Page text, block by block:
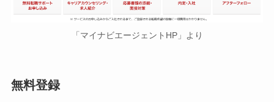
「マイナビエージェントHP」より
無料登録